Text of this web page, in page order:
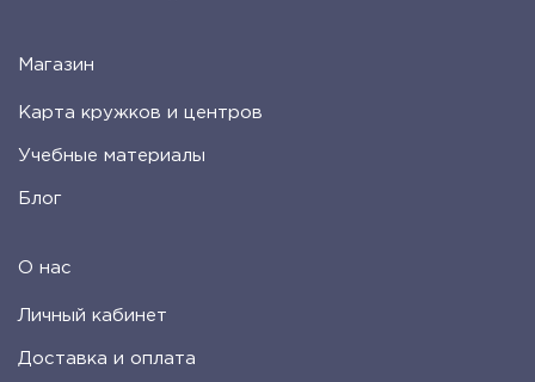
Магазин
Карта кружков и центров
Учебные материалы
Блог
О нас
Личный кабинет
Доставка и оплата